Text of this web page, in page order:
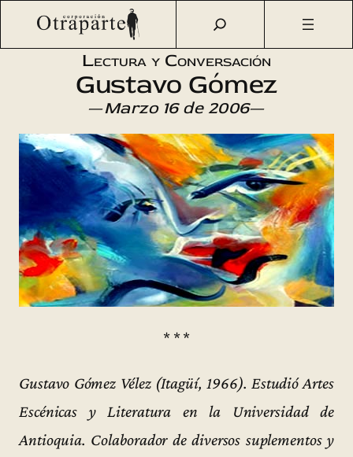
Saltar
Otraparte.org/ Agenda Cultural Literatura
Lectura de
Lectura y Conversación
Gustavo Gómez
—Marzo 16 de 2006—
* * *
Gustavo Gómez Vélez (Itagüí, 1966). Estudió Artes
Escénicas y Literatura en la Universidad de
Antioquia. Colaborador de diversos suplementos y